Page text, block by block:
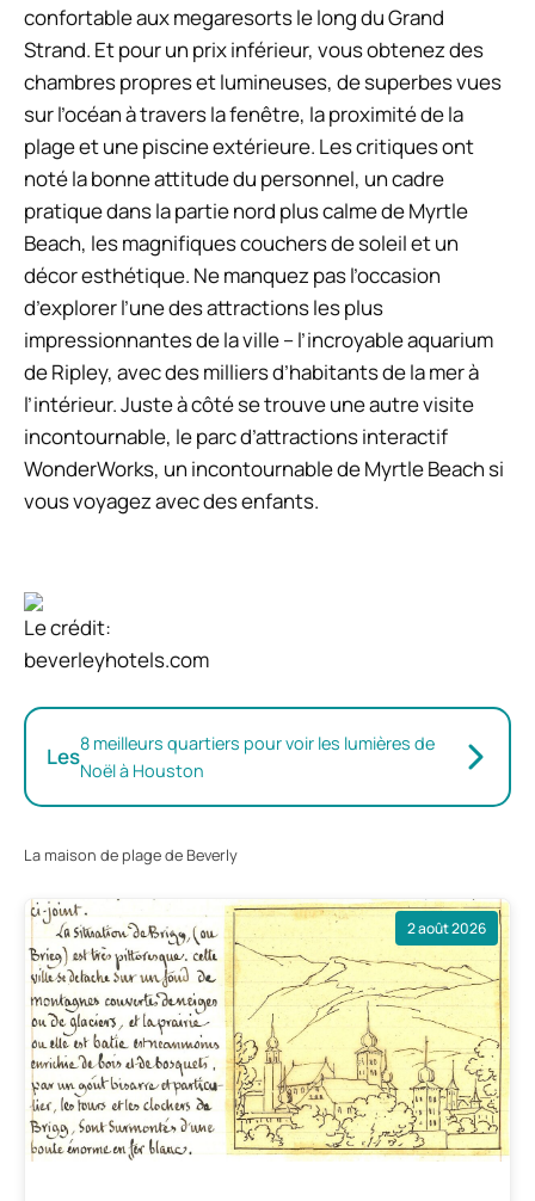
confortable aux megaresorts le long du Grand
Strand. Et pour un prix inférieur, vous obtenez des
chambres propres et lumineuses, de superbes vues
sur l’océan à travers la fenêtre, la proximité de la
plage et une piscine extérieure. Les critiques ont
noté la bonne attitude du personnel, un cadre
pratique dans la partie nord plus calme de Myrtle
Beach, les magnifiques couchers de soleil et un
décor esthétique. Ne manquez pas l’occasion
d’explorer l’une des attractions les plus
impressionnantes de la ville – l’incroyable aquarium
de Ripley, avec des milliers d’habitants de la mer à
l’intérieur. Juste à côté se trouve une autre visite
incontournable, le parc d’attractions interactif
WonderWorks, un incontournable de Myrtle Beach si
vous voyagez avec des enfants.
Le crédit:
beverleyhotels.com
Les8 meilleurs quartiers pour voir les lumières de
Noël à Houston
La maison de plage de Beverly
2 août 2026